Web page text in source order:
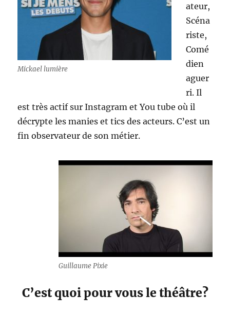
Mickael lumière
ateur,
Scéna
riste,
Comé
dien
aguer
ri. Il
est très actif sur Instagram et You tube où il
décrypte les manies et tics des acteurs. C’est un
fin observateur de son métier.
Guillaume Pixie
C’est quoi pour vous le théâtre?